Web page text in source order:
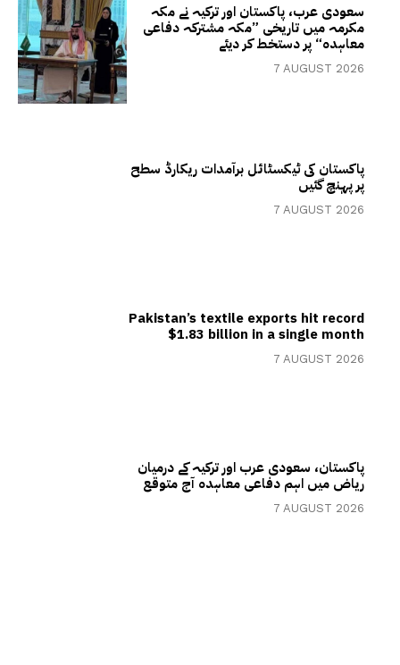
سعودی عرب، پاکستان اور ترکیہ نے مکہ
مکرمہ میں تاریخی ”مکہ مشترکہ دفاعی
معاہدہ“ پر دستخط کر دیئے
7 AUGUST 2026
پاکستان کی ٹیکسٹائل برآمدات ریکارڈ سطح
پر پہنچ گئیں
7 AUGUST 2026
Pakistan’s textile exports hit record
$1.83 billion in a single month
7 AUGUST 2026
پاکستان، سعودی عرب اور ترکیہ کے درمیان
ریاض میں اہم دفاعی معاہدہ آج متوقع
7 AUGUST 2026